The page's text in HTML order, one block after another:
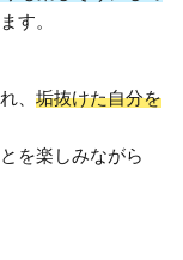
す。
、 垢抜けた自分を
を楽しみながら